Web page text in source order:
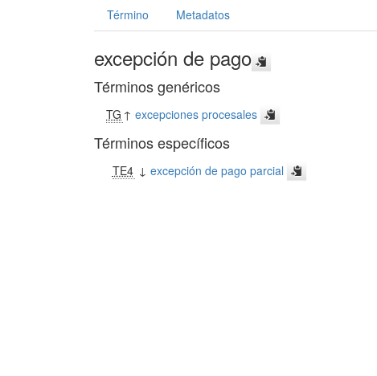
Término Metadatos
excepción de pago
Términos genéricos
TG ↑excepciones procesales
Términos específicos
TE4 ↓ excepción de pago parcial